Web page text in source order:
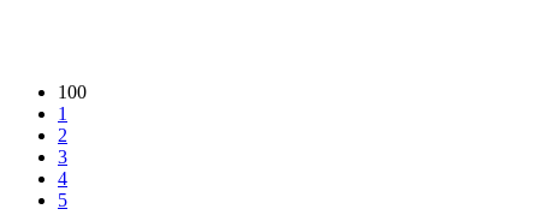
100
1
2
3
4
5